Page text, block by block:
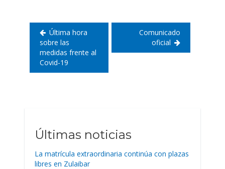
Última hora
sobre las
medidas frente al
Covid-19
Comunicado
oficial
Últimas noticias
La matrícula extraordinaria continúa con plazas
libres en Zulaibar